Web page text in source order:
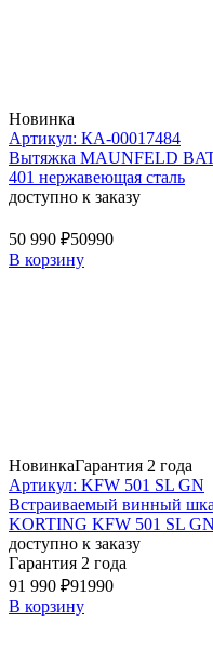
Новинка
Артикул: КА-00017484
Вытяжка MAUNFELD
401 нержавеющая сталь
доступно к заказу
50 990 ₽50990
В корзину
НовинкаГарантия 2 года
Артикул: KFW 501 SL GN
Встраиваемый винный
KORTING KFW 501 SL GN
доступно к заказу
Гарантия 2 года
91 990 ₽91990
В корзину